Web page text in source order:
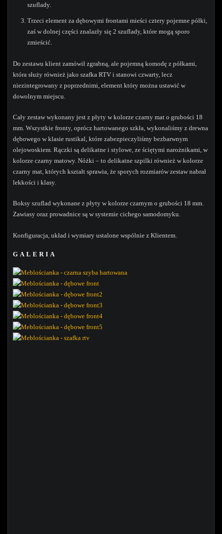
szuflady.
Trzeci element za dębowymi frontami mieści cztery pojemne półki,
zaś w dolnej części znalazły się 2 szuflady, które mogą sporo
zmieścić.
Do zestawu klient zamówił zgrabną, ale pojemną komodę z półkami,
która służy również jako szafka RTV i stanowi czwarty, lecz
niezintegrowany z poprzednimi, element który można ustawić w
dowolnym miejscu.
Cały zestaw wykonany jest z płyty w kolorze czarny mat o grubości 18
mm. Wszystkie fronty, oprócz hartowanego szkła, wykonaliśmy z drewna
dębowego w klasie rustikal, które zabezpieczyliśmy bezbarwnym
olejowoskiem. Rączki są delikatne i stylowe, ze ściętymi narożnikami, w
kolorze czarny matowy. Nóżki – to delikatne szpilki również w kolorze
czarny mat, których kształt sprawia, że sporych rozmiarów zestaw nabrał
lekkości i klasy.
Boksy szuflad wykonane z płyty w kolorze czarnym o grubości 18 mm.
Zawiasy oraz prowadnice są w systemie cichego samodomyku.
Konfiguracja, układ i wymiary ustalone wspólnie z Klientem.
GALERIA